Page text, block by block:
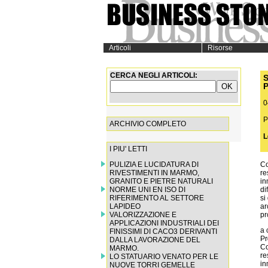
Articoli Risorse
CERCA NEGLI ARTICOLI:
ARCHIVIO COMPLETO
I PIU' LETTI
PULIZIA E LUCIDATURA DI
RIVESTIMENTI IN MARMO,
GRANITO E PIETRE NATURALI
NORME UNI EN ISO DI
RIFERIMENTO AL SETTORE
LAPIDEO
VALORIZZAZIONE E
APPLICAZIONI INDUSTRIALI DEI
FINISSIMI DI CACO3 DERIVANTI
DALLA LAVORAZIONE DEL
MARMO.
LO STATUARIO VENATO PER LE
NUOVE TORRI GEMELLE
si
a
Con l’avvento di nuove tecnologie a base informatica, il percorso progettuale in campo restaurativo, dovrebbe compiere al pari un mutamento di impostazione. Tecnologie innovative, non necessariamente prodotte per il